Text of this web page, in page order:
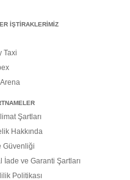
İŞTİRAKLERİMİZ
Taxi
Şartları
Hakkında
Güvenliği
İade ve Garanti Şartları
Politikası